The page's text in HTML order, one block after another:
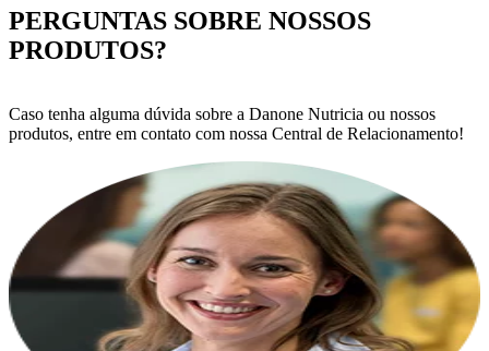
PERGUNTAS SOBRE NOSSOS
PRODUTOS?
Caso tenha alguma dúvida sobre a Danone Nutricia ou nossos
produtos, entre em contato com nossa Central de Relacionamento!